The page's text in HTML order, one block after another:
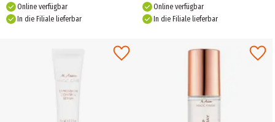
Online verfügbar
In die Filiale lieferbar
Online verfügbar
In die Filiale lieferbar